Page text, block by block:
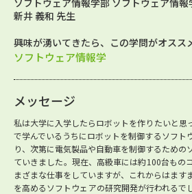
ソフトウェア情報学部 ソフトウェア情報
新井 義和 先生
興味が湧いてきたら、この学問がオスス
ソフトウェア情報学
メッセージ
私は大学に入学したらロボットを作りたいと思
で学んでいるうちにロボットを制御するソフト
り、次第に電気製品や自動車を制御するための
ていきました。現在、高級車には約100台もの
まざまな仕事をしていますが、これからはます
を高めるソフトウェアの研究開発が行われるで